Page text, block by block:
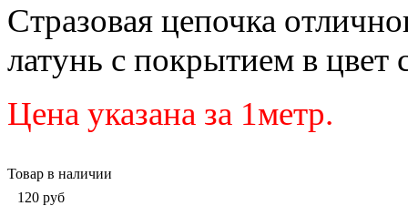
Стразовая цепочка
латунь с покрытием в цвет
Цена указана за 1метр.
Товар в наличии
120 руб